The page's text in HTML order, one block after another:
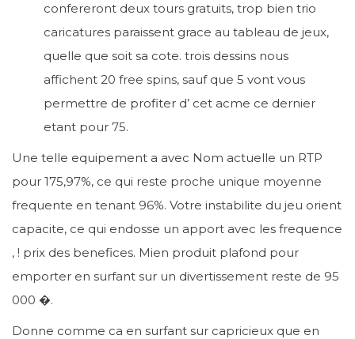
confereront deux tours gratuits, trop bien trio
caricatures paraissent grace au tableau de jeux,
quelle que soit sa cote. trois dessins nous
affichent 20 free spins, sauf que 5 vont vous
permettre de profiter d’ cet acme ce dernier
etant pour 75.
Une telle equipement a avec Nom actuelle un RTP
pour 175,97%, ce qui reste proche unique moyenne
frequente en tenant 96%. Votre instabilite du jeu orient
capacite, ce qui endosse un apport avec les frequence
, ! prix des benefices. Mien produit plafond pour
emporter en surfant sur un divertissement reste de 95
000 �.
Donne comme ca en surfant sur capricieux que en